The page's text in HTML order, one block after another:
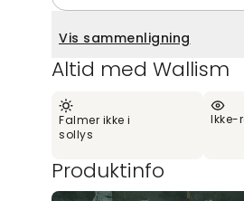
Vis sammenligning
Altid med Wallism
Falmer ikke i
sollys
Ikke-
Produktinfo